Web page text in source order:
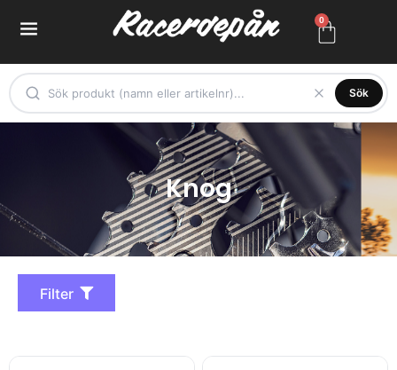
0
Sök
Knog
Filter